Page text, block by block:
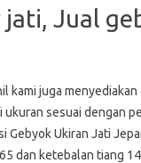
Jual
kami juga
ukuran sesuai dengan
Gebyok Ukiran Jati
dan ketebalan tiang